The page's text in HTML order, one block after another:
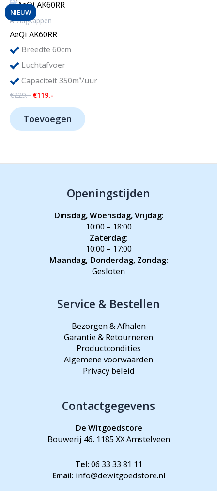
NIEUW
Afzuigkappen
AeQi AK60RR
Breedte 60cm
Luchtafvoer
Capaciteit 350m³/uur
€229,- Oorspronkelijke
€229,-.
€119,-
€119,-.
Toevoegen
Openingstijden
Dinsdag, Woensdag, Vrijdag:
10:00 – 18:00
Zaterdag:
10:00 – 17:00
Maandag, Donderdag, Zondag:
Gesloten
Service & Bestellen
Bezorgen & Afhalen
Garantie & Retourneren
Productcondities
Algemene voorwaarden
Privacy beleid
Contactgegevens
De Witgoedstore
Bouwerij 46, 1185 XX Amstelveen
Tel: 06 33 33 81 11
Email: info@dewitgoedstore.nl